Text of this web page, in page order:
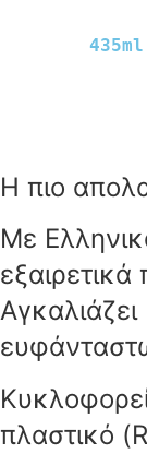
435ml
Η πιο
Με
πλαστικό